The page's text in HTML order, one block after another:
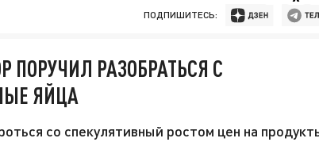
ПОДПИШИТЕСЬ:
ПОРУЧИЛ РАЗОБРАТЬСЯ С
ЯЙЦА
со спекулятивный ростом цен на